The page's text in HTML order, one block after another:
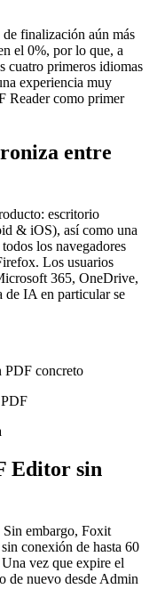
finalización aún más
el 0%, por lo que, a
cuatro primeros idiomas
experiencia muy
Reader como primer
entre
escritorio
& iOS), así como una
los navegadores
Los usuarios
365, OneDrive,
IA en particular se
PDF concreto
Editor sin
Sin embargo, Foxit
conexión de hasta 60
vez que expire el
de nuevo desde Admin